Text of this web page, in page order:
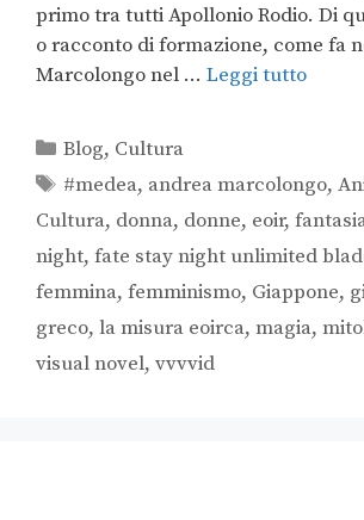
primo tra tutti Apollonio Rodio. Di
o racconto di formazione, come fa
Marcolongo nel … Leggi tutto
Blog, Cultura
#medea, andrea marcolongo,
Cultura, donna, donne, eoir,
night, fate stay night unlimited
femmina, femminismo, Giappone,
greco, la misura eoirca, magia,
visual novel, vvvvid